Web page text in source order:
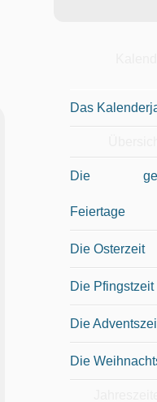
Das
Die
Feiertage
Die Osterzeit
Die Pfingstzeit
Die
Die